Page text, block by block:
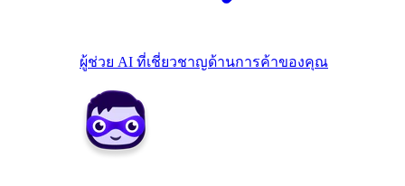
ผู้ช่วย AI ที่เชี่ยวชาญด้านการค้าของคุณ